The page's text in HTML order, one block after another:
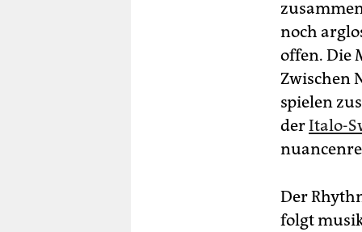
noch
offen. Die
Zwischen
spielen
derItalo-
Der
folgt